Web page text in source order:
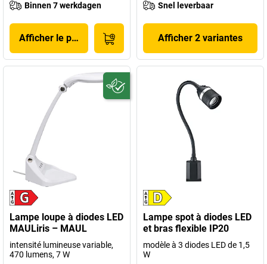
Binnen 7 werkdagen
Afficher le produit
Snel leverbaar
Afficher 2 variantes
Lampe loupe à diodes LED
MAULiris – MAUL
intensité lumineuse variable,
470 lumens, 7 W
Lampe spot à diodes LED
et bras flexible IP20
modèle à 3 diodes LED de 1,5
W